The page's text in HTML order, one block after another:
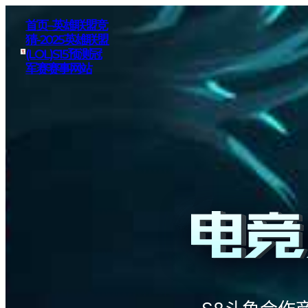
首页–英雄联盟竞
猜-2025英雄联盟
(LOL)S15预测冠
军赛赛事网站